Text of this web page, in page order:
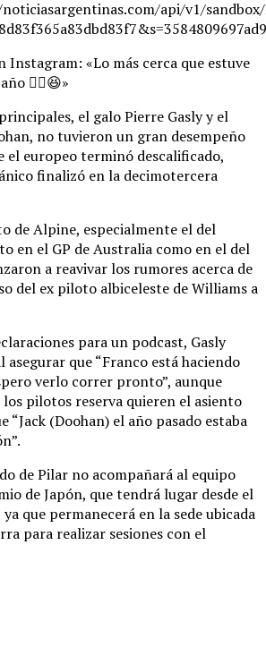
api/v1/sandbox/
Instagram: «Lo más cerca que estuve
✌🏼😆»
el galo Pierre Gasly y el
no tuvieron un gran desempeño
el europeo terminó descalificado,
finalizó en la decimotercera
de Alpine, especialmente el del
en el GP de Australia como en el del
a reavivar los rumores acerca de
del ex piloto albiceleste de Williams a
para un podcast, Gasly
que “Franco está haciendo
verlo correr pronto”, aunque
pilotos reserva quieren el asiento
“Jack (Doohan) el año pasado estaba
de Pilar no acompañará al equipo
de Japón, que tendrá lugar desde el
que permanecerá en la sede ubicada
para realizar sesiones con el